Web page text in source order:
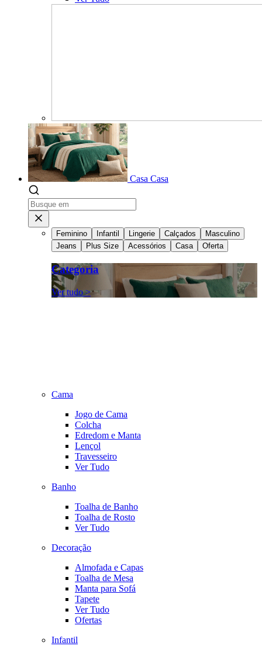
Casa Casa
Feminino Infantil Lingerie Calçados
Masculino
Jeans
Plus Size Acessórios Casa Oferta
Categoria
Ver tudo >
Cama
Jogo de Cama
Colcha
Edredom e Manta
Lençol
Travesseiro
Ver Tudo
Banho
Toalha de Banho
Toalha de Rosto
Ver Tudo
Decoração
Almofada e Capas
Toalha de Mesa
Manta para Sofá
Tapete
Ver Tudo
Ofertas
Infantil